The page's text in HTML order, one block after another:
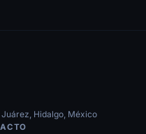
Hidalgo, México